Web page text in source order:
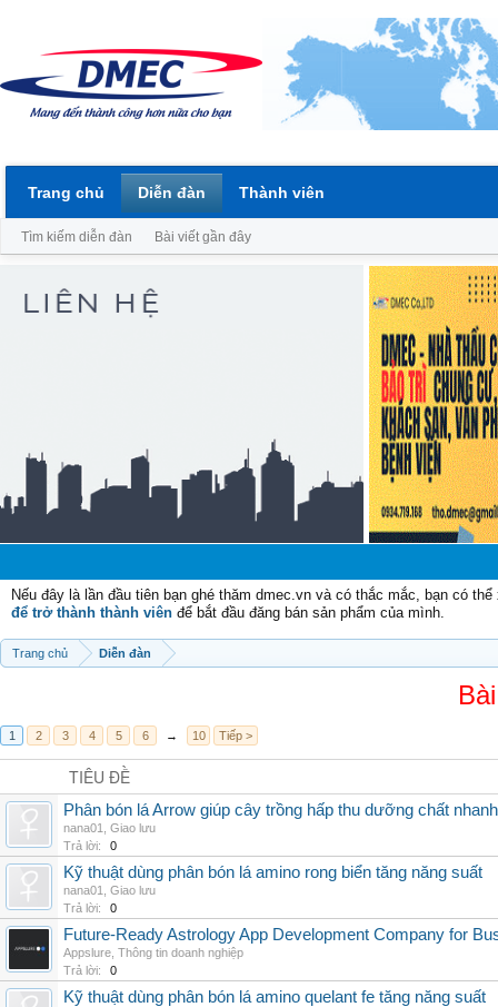
Nếu đây là lần đầu tiên bạn ghé thăm dmec.vn và có thắc mắc, bạn có
để trở thành thành viên để bắt đầu đăng bán sản phẩm của mình.
Trang chủ Diễn đàn
1 2 3 4 5 6 → 10 Tiếp >
TIÊU ĐỀ
Phân bón lá Arrow giúp cây trồng hấp thu dưỡng chất nhanh
nana01
Giao lưu
Trả lời:
0
Kỹ thuật dùng phân bón lá amino rong biển tăng năng suất
nana01
Giao lưu
Trả lời:
0
Future-Ready Astrology App Development Company for
Appslure Thông tin doanh nghiệp
Trả lời:
0
Kỹ thuật dùng phân bón lá amino quelant fe tăng năng suất
Trang chủ Diễn đàn
Tìm kiếm diễn đàn Bài viết gần đây
Thành viên